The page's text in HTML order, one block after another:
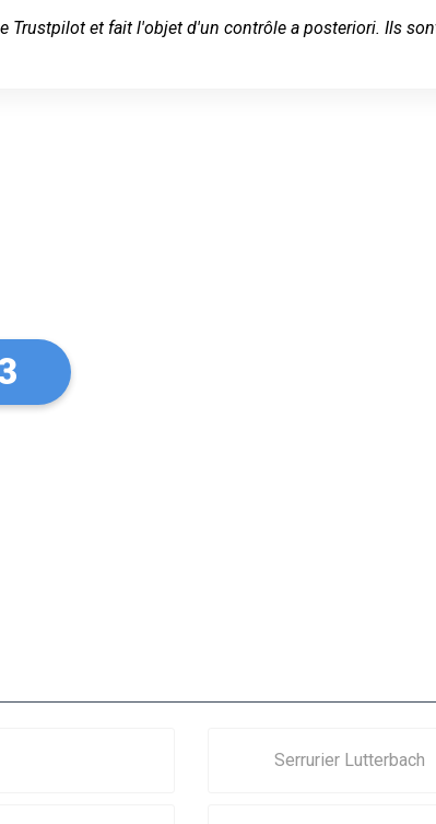
Trustpilot et fait l'objet d'un contrôle a posteriori. Ils
Serrurier Lutterbach